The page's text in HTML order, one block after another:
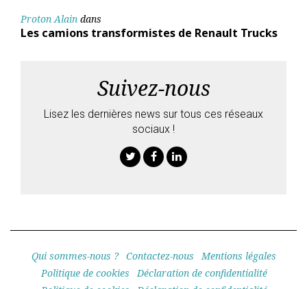
Proton Alain dans
Les camions transformistes de Renault Trucks
Suivez-nous
Lisez les dernières news sur tous ces réseaux
sociaux !
Qui sommes-nous ? Contactez-nous
Mentions légales
Politique de cookies
Déclaration de confidentialité